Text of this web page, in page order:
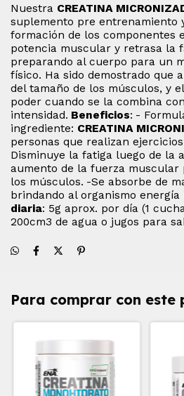
Nuestra CREATINA
suplemento pre entrenamiento
formación de los componentes
potencia muscular y retrasa la
preparando al cuerpo para un
físico. Ha sido demostrado que
del tamaño de los músculos, y
poder cuando se la combina
intensidad. Beneficios: -
ingrediente: CREATINA
personas que realizan ejercicios
Disminuye la fatiga luego de la
aumento de la fuerza muscular
los músculos. -Se absorbe de
brindando al organismo energía
diaria: 5g aprox. por día (1
200cm3 de agua o jugos para
Para comprar con este